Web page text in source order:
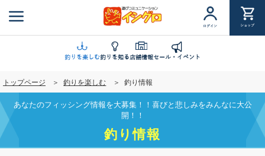
ン
に
移
動
ログイン ショップ
釣りを楽しむ釣りを知る店舗情報セール・イベント
トップページ 釣りを楽しむ 釣り情報
あなたのフィッシング情報を大募集！！喜びと悲しみをみんなに大公
開！！
釣り情報